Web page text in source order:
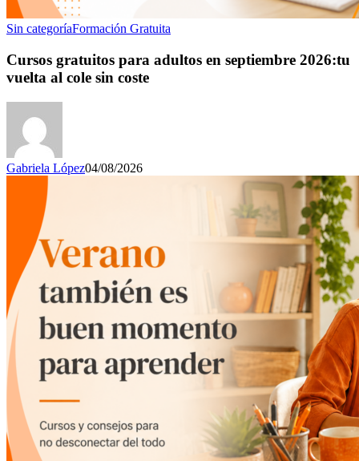
Sin categoríaFormación Gratuita
Cursos gratuitos para adultos en septiembre 2026:tu
vuelta al cole sin coste
Gabriela López04/08/2026